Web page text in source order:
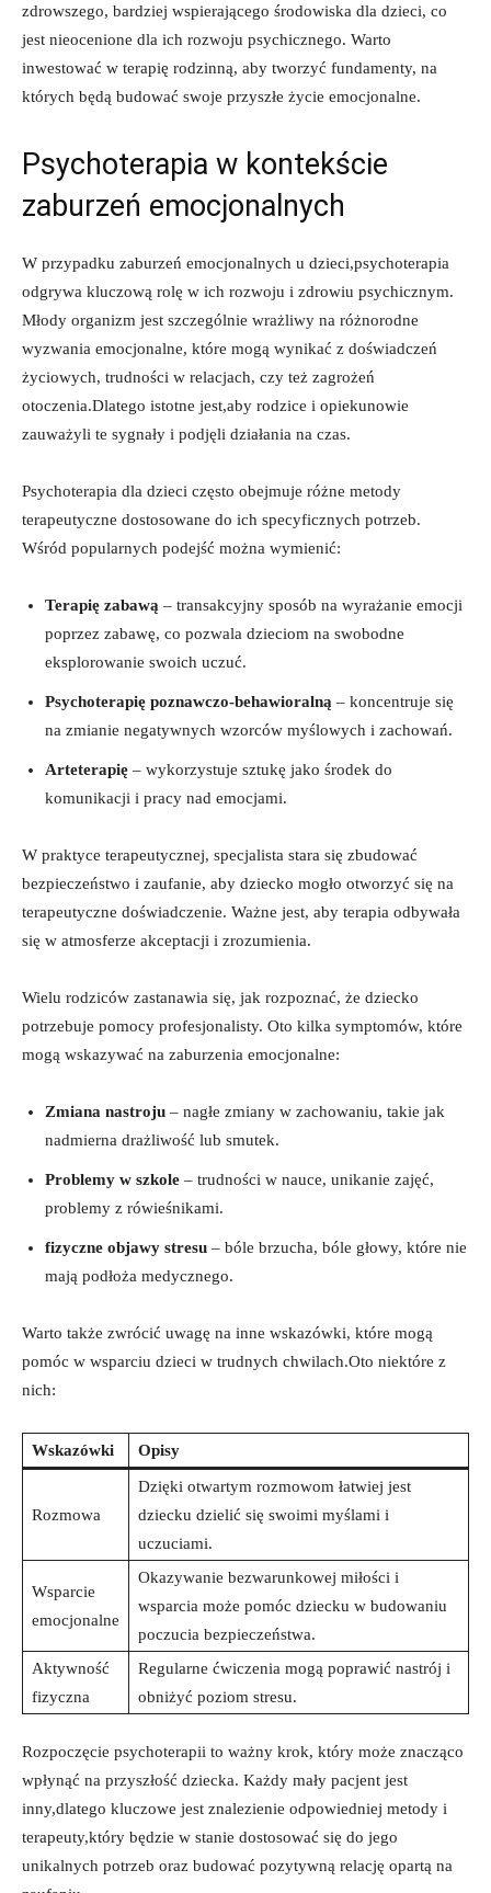
zdrowszego, bardziej wspierającego środowiska dla dzieci, co
jest nieocenione dla ich rozwoju psychicznego. Warto
inwestować w terapię rodzinną, aby tworzyć fundamenty, na
których będą budować swoje przyszłe życie emocjonalne.
Psychoterapia w kontekście
zaburzeń emocjonalnych
W przypadku zaburzeń emocjonalnych u dzieci,psychoterapia
odgrywa kluczową rolę w ich rozwoju i zdrowiu psychicznym.
Młody organizm jest szczególnie wrażliwy na różnorodne
wyzwania emocjonalne, które mogą wynikać z doświadczeń
życiowych, trudności w relacjach, czy też zagrożeń
otoczenia.Dlatego istotne jest,aby rodzice i opiekunowie
zauważyli te sygnały i podjęli działania na czas.
Psychoterapia dla dzieci często obejmuje różne metody
terapeutyczne dostosowane do ich specyficznych potrzeb.
Wśród popularnych podejść można wymienić:
Terapię zabawą – transakcyjny sposób na wyrażanie emocji
poprzez zabawę, co pozwala dzieciom na swobodne
eksplorowanie swoich uczuć.
Psychoterapię poznawczo-behawioralną – koncentruje się
na zmianie negatywnych wzorców myślowych i zachowań.
Arteterapię – wykorzystuje sztukę jako środek do
komunikacji i pracy nad emocjami.
W praktyce terapeutycznej, specjalista stara się zbudować
bezpieczeństwo i zaufanie, aby dziecko mogło otworzyć się na
terapeutyczne doświadczenie. Ważne jest, aby terapia odbywała
się w atmosferze akceptacji i zrozumienia.
Wielu rodziców zastanawia się, jak rozpoznać, że dziecko
potrzebuje pomocy profesjonalisty. Oto kilka symptomów, które
mogą wskazywać na zaburzenia emocjonalne:
Zmiana nastroju – nagłe zmiany w zachowaniu, takie jak
nadmierna drażliwość lub smutek.
Problemy w szkole – trudności w nauce, unikanie zajęć,
problemy z rówieśnikami.
fizyczne objawy stresu – bóle brzucha, bóle głowy, które nie
mają podłoża medycznego.
Warto także zwrócić uwagę na inne wskazówki, które mogą
pomóc w wsparciu dzieci w trudnych chwilach.Oto niektóre z
nich:
Wskazówki Opisy
Rozmowa
Dzięki otwartym rozmowom łatwiej jest
dziecku dzielić się swoimi myślami i
uczuciami.
Wsparcie
emocjonalne
Okazywanie bezwarunkowej miłości i
wsparcia może pomóc dziecku w budowaniu
poczucia bezpieczeństwa.
Aktywność
fizyczna
Regularne ćwiczenia mogą poprawić nastrój i
obniżyć poziom stresu.
Rozpoczęcie psychoterapii to ważny krok, który może znacząco
wpłynąć na przyszłość dziecka. Każdy mały pacjent jest
inny,dlatego kluczowe jest znalezienie odpowiedniej metody i
terapeuty,który będzie w stanie dostosować się do jego
unikalnych potrzeb oraz budować pozytywną relację opartą na